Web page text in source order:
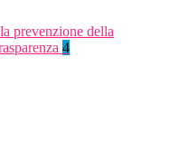
prevenzione della
4